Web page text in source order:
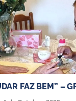
FAZ BEM” –